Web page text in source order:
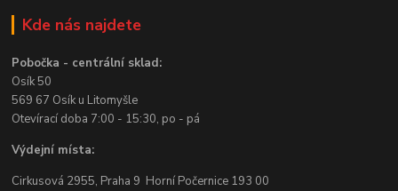
Kde nás najdete
Pobočka - centrální sklad:
Osík 50
569 67 Osík u Litomyšle
Otevírací doba 7:00 - 15:30, po - pá
Výdejní místa:
Cirkusová 2955, Praha 9 Horní Počernice 193 00